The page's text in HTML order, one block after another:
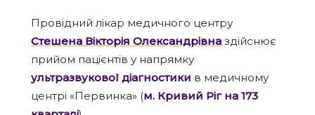
Провідний лікар медичного центру
Стешена Вікторія Олександрівна здійснює
прийом пацієнтів у напрямку
ультразвукової діагностики в медичному
центрі «Первинка» (м. Кривий Ріг на 173